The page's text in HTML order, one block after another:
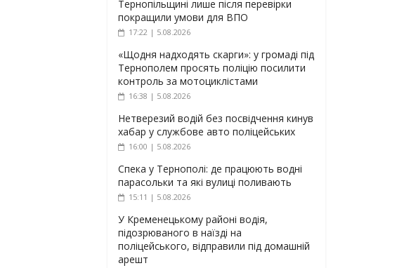
Тернопільщині лише після перевірки
покращили умови для ВПО
17:22 | 5.08.2026
«Щодня надходять скарги»: у громаді під
Тернополем просять поліцію посилити
контроль за мотоциклістами
16:38 | 5.08.2026
Нетверезий водій без посвідчення кинув
хабар у службове авто поліцейських
16:00 | 5.08.2026
Спека у Тернополі: де працюють водні
парасольки та які вулиці поливають
15:11 | 5.08.2026
У Кременецькому районі водія,
підозрюваного в наїзді на
поліцейського, відправили під домашній
арешт